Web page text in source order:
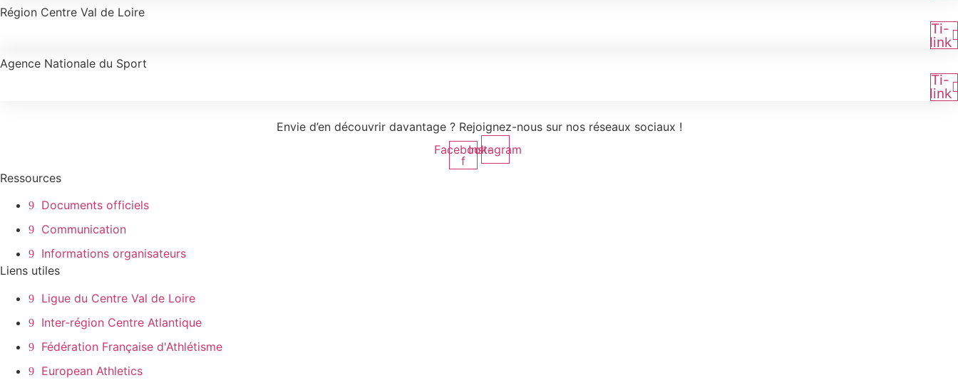
Région Centre Val de Loire
Ti-
link
Agence Nationale du Sport
Ti-
link
Envie d’en découvrir davantage ? Rejoignez-nous sur nos réseaux sociaux !
Facebook-
f
Instagram
Ressources
Documents officiels
Communication
Informations organisateurs
Liens utiles
Ligue du Centre Val de Loire
Inter-région Centre Atlantique
Fédération Française d'Athlétisme
European Athletics